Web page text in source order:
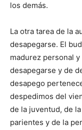
los demás.
La otra tarea de la
desapegarse. El
madurez personal
desapegarse y de
desapego
despedimos del
de la juventud, de
parientes y de la